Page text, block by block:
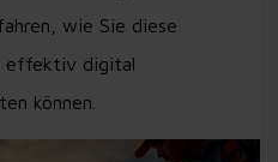
wie Sie diese
effektiv digital
können.